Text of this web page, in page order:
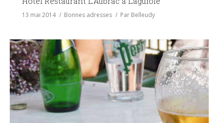
13 mai 2014 Bonnes adresses Par Belleudy